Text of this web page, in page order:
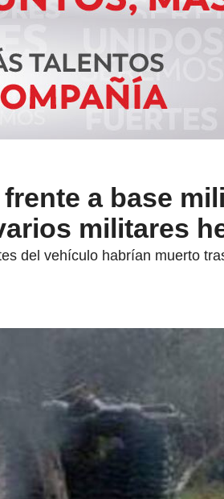
a base
militares
del vehículo habrían muerto